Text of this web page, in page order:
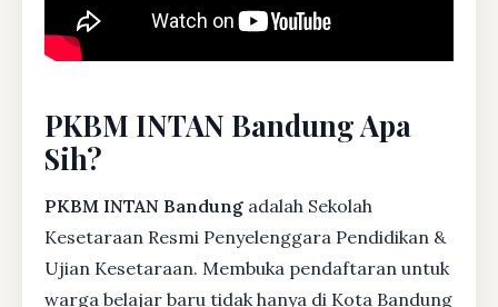
PKBM INTAN Bandung Apa
Sih?
PKBM INTAN Bandung adalah Sekolah
Kesetaraan Resmi Penyelenggara Pendidikan &
Ujian Kesetaraan. Membuka pendaftaran untuk
warga belajar baru tidak hanya di Kota Bandung